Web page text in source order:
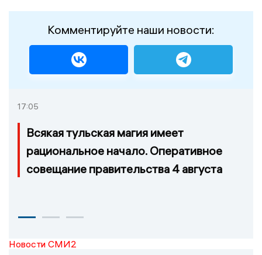
Комментируйте наши новости:
17:05
Всякая тульская магия имеет
рациональное начало. Оперативное
совещание правительства 4 августа
Новости СМИ2